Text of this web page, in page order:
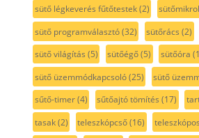
sütő légkeverés fűtőtestek(2)
sütő programválasztó(32) sütőrács (2)
sütő világítás (5) sütőégő(5) sütőóra
sütő üzemmódkapcsoló(25) sütő
sűtő-timer(4) sűtőajtó tömítés (17)
tasak(2) teleszkópcső(16) teleszkópos